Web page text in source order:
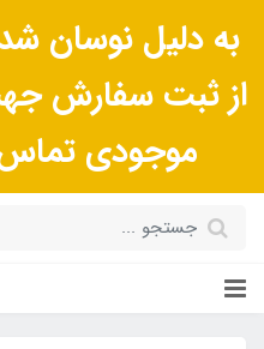
به دلیل نوسان
از ثبت سفارش
موجودی